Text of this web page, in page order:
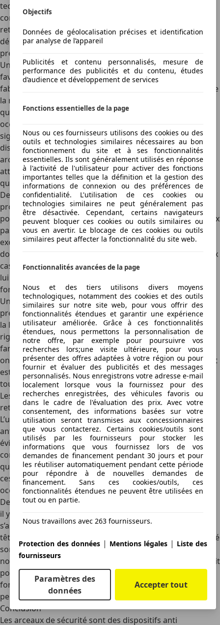
Objectifs
Données de géolocalisation précises et identification
par analyse de l’appareil
Publicités et contenu personnalisés, mesure de
performance des publicités et du contenu, études
d’audience et développement de services
Fonctions essentielles de la page
Nous ou ces fournisseurs utilisons des cookies ou des
outils et technologies similaires nécessaires au bon
fonctionnement du site et à ses fonctionnalités
essentielles. Ils sont généralement utilisés en réponse
à l'activité de l'utilisateur pour activer des fonctions
importantes telles que la définition et la gestion des
informations de connexion ou des préférences de
confidentialité. L'utilisation de ces cookies ou
technologies similaires ne peut généralement pas
être désactivée. Cependant, certains navigateurs
peuvent bloquer ces cookies ou outils similaires ou
vous en avertir. Le blocage de ces cookies ou outils
similaires peut affecter la fonctionnalité du site web.
Fonctionnalités avancées de la page
Nous et des tiers utilisons divers moyens
technologiques, notamment des cookies et des outils
similaires sur notre site web, pour vous offrir des
fonctionnalités étendues et garantir une expérience
utilisateur améliorée. Grâce à ces fonctionnalités
étendues, nous permettons la personnalisation de
notre offre, par exemple pour poursuivre vos
recherches lors;une visite ultérieure, pour vous
présenter des offres adaptées à votre région ou pour
fournir et évaluer des publicités et des messages
personnalisés. Nous enregistrons votre adresse e-mail
localement lorsque vous la fournissez pour des
recherches enregistrées, des véhicules favoris ou
dans le cadre de l'évaluation des prix. Avec votre
consentement, des informations basées sur votre
utilisation seront transmises aux concessionnaires
que vous contacterez. Certains cookies/outils sont
utilisés par les fournisseurs pour stocker les
informations que vous fournissez lors de vos
demandes de financement pendant 30 jours et pour
les réutiliser automatiquement pendant cette période
pour répondre à de nouvelles demandes de
financement. Sans ces cookies/outils, ces
fonctionnalités étendues ne peuvent être utilisées en
tout ou en partie.
Nous travaillons avec 263 fournisseurs.
Protection des données | Mentions légales | Liste des
fournisseurs
Paramètres des
données
Accepter tout
technologies innovantes développées par les
constructeurs et à l’extrême précision des capteurs de
retournement, les protections contre le retournement se
déploient en quelques fractions de secondes, et
préservent la vie des occupants.
Une
protection optimale en cas de retournement: A la
faveur de la qualité et de la résistance des matériaux de
fabrication, ainsi que de la conception du mécanisme et de
la réactivité du système, les arceaux de sécurité offrent
qualité et efficacité dans la protection offerte aux
occupants
signal du capteur, des ressorts sont actionnés via un
dispositif pyrotechnique extrêmement rapide et les
arceaux se hissent au-dessus des appuie-têtes. Ils
atteignent leur hauteur maximale et se verrouillent en
quelques fractions de seconde.
Des
structures particulièrement robustes
pour une
protection accrue : De plus en plus de cabriolets
possèdent de robustes arceaux métalliques qui offrent aux
passagers arrière un espace de survie conséquent. Par
exemple, lanouvelle Beetle Cabriolet de Volkswagense
dote d’une protection antiretournement composé de deux
cassettes séparées conçues avec six points de fixation qui
lui confèrent une excellente capacité d’absorption des
forces en cas de culbute.
Une
alliance entre esthétique et fonctionnalité: Les
premiers modèles d’arceaux de sécurité couvraient toute
la largeur des décapotables, en plus d’une conception
rigide qui nuisait à l’esthétique de la voiture. Ces designs
fantaisistes sont maintenant révolus. Les constructeurs
ont développé des techniques d’installation qui combinent
esthétique, élégance et fonctionnalité, pour des arceaux
toujours plus réactifs et performants.
Les précautions à prendre avec les dispositifs anti
retournement des cabriolets
L’utilisation d’unvéhicule équipé d’un système
antiretournementrequiert certaines précautions, pour
éviter tout risque. Par exemple, nous conseillons de faire
contrôler les arceaux de sécurité par un professionnel
qualifié. En effet, un dysfonctionnement peut empêcher
ces solutions de se déployer dans le bon timing,
occasionnant ainsi des blessures graves ou mortelles.
De même, lors du déclenchement d’un arceau de sécurité,
il y a un risque de blessure. Pour prévenir ce risque, il faut
s’assurer que l’espace de manœuvre derrière les appuie-
têtes soit toujours dégagé. Lorsque les arceaux de sécurité
sont bloqués, ils peuvent également ne pas fonctionner
normalement. Nous recommandons qu’aucun objet ne soit
posé sur les caches des arceaux. Le défaut de
fonctionnement de l’arceau de sécurité peut entraîner la
perte de l’
assurance auto
en cas de sinistre.
Conclusion
Les arceaux de sécurité sont des dispositifs anti